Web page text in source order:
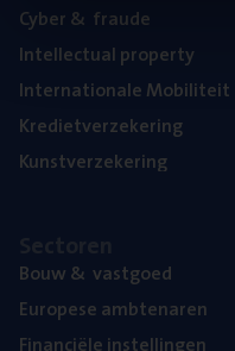
Cyber& fraude
Intel­lec­tu­al property
Inter­na­ti­o­na­le Mobiliteit
Kre­diet­ver­ze­ke­ring
Kunst­ver­ze­ke­ring
Bouw& vastgoed
Euro­pe­se ambtenaren
Finan­ci­ë­le instellingen